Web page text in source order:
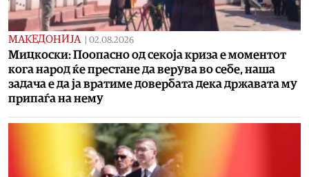
МАКЕДОНИЈА | 02.08.2026
Мицкоски: Поопасно од секоја криза е моментот
кога народ ќе престане да верува во себе, наша
задача е да ја вратиме довербата дека државата му
припаѓа на нему